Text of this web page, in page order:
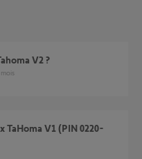
V2 ?
mois